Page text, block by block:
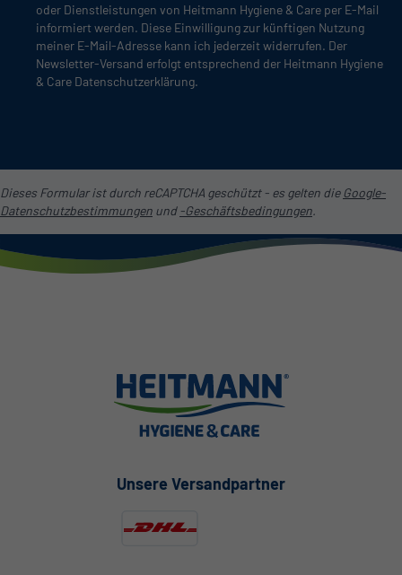
oder Dienstleistungen von Heitmann Hygiene & Care per E-Mail
informiert werden. Diese Einwilligung zur künftigen Nutzung
meiner E-Mail-Adresse kann ich jederzeit widerrufen. Der
Newsletter-Versand erfolgt entsprechend der Heitmann Hygiene
& Care Datenschutzerklärung.
Dieses Formular ist durch reCAPTCHA geschützt - es gelten die Google-
Datenschutzbestimmungen und -Geschäftsbedingungen.
Unsere Versandpartner